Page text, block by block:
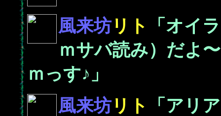
風来坊リト
「オイ
ｍサバ読み）だよ
ｍっす♪」
風来坊リト
「アリ